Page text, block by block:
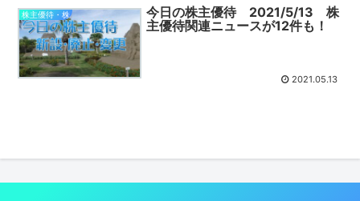
株主優待・株
今日の株主優待 2021/5/13 株
主優待関連ニュースが12件も！
2021.05.13